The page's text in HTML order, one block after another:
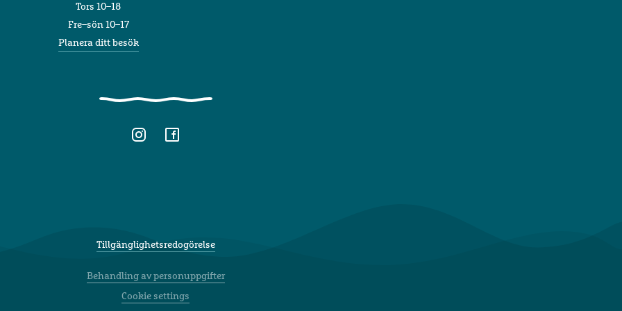
Tors 10–18
Fre–sön 10–17
Planera ditt besök
Tillgänglighetsredogörelse
Behandling av personuppgifter
Cookie settings